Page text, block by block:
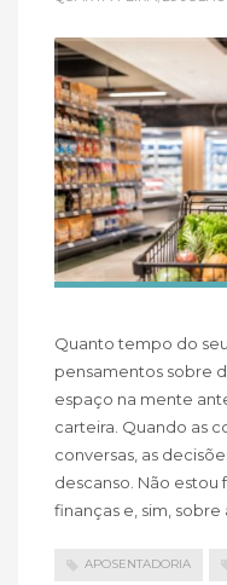
Quanto tempo do
pensamentos sobre
espaço na mente
carteira. Quando as
conversas, as
descanso. Não
finanças e, sim,
APOSENTADORIA